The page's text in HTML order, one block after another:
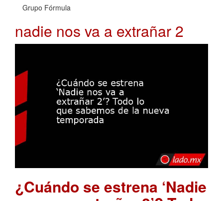
Grupo Fórmula
nadie nos va a extrañar 2
¿Cuándo se estrena ‘Nadie